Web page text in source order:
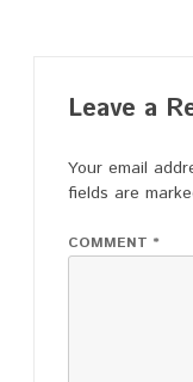
Leave a
Your email
fields are
COMMENT *